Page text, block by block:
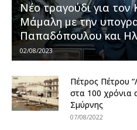
Νέο τραγούδι για τον
Μάμαλη με την
Παπαδόπουλου και
02/08/2023
Πέτρος Πέτρου
στα 100 χρόνια
Σμύρνης
07/08/2022